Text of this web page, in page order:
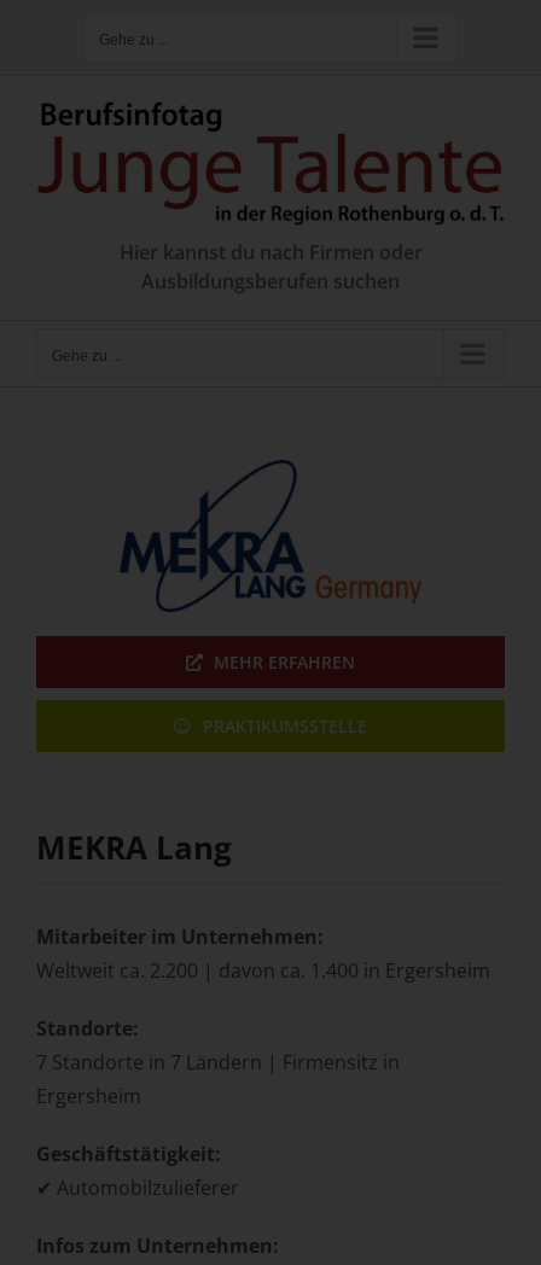
Gehe zu ...
Hier kannst du nach Firmen oder
Ausbildungsberufen suchen
Gehe zu ...
MEHR ERFAHREN
PRAKTIKUMSSTELLE
MEKRA Lang
Mitarbeiter im Unternehmen:
Weltweit ca. 2.200 | davon ca. 1.400 in Ergersheim
Standorte:
7 Standorte in 7 Ländern | Firmensitz in
Ergersheim
Geschäftstätigkeit:
✔ Automobilzulieferer
Infos zum Unternehmen: